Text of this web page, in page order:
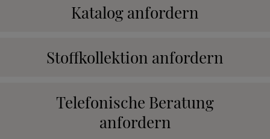
Katalog anfordern
Stoffkollektion anfordern
Telefonische Beratung
anfordern